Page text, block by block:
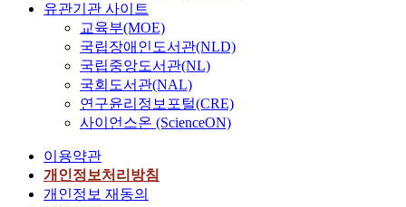
유관기관 사이트
교육부(MOE)
국립장애인도서관(NLD)
국립중앙도서관(NL)
국회도서관(NAL)
연구윤리정보포털(CRE)
사이언스온 (ScienceON)
이용약관
개인정보처리방침
개인정보 재동의